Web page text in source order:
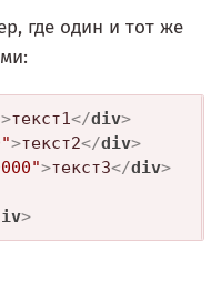
где один и тот же
>текст1</div>
>текст2</div>
>текст3</div>
>